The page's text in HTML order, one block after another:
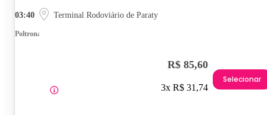
03:40 Terminal Rodoviário de Paraty
Poltrona
R$ 85,60
3x R$ 31,74
Selecionar